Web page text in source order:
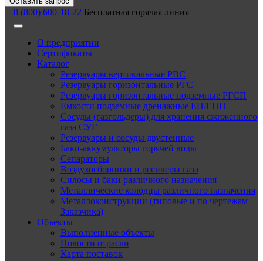
8 (800) 600-18-22 Бесплатная горячая линия
О предприятии
Сертификаты
Каталог
Резервуары вертикальные РВС
Резервуары горизонтальные РГС
Резервуары горизонтальные подземные РГСП
Емкости подземные дренажные ЕП/ЕПП
Сосуды (газгольдеры) для хранения сжиженного
газа СУГ
Резервуары и сосуды двустенные
Баки-аккумуляторы горячей воды
Сепараторы
Воздухосборники и ресиверы газа
Силосы и баки различного назначения
Металлические колодцы различного назначения
Металлоконструкции (типовые и по чертежам
Заказчика)
Объекты
Выполненные объекты
Новости отрасли
Карта поставок